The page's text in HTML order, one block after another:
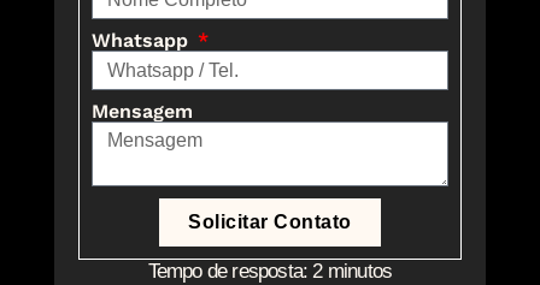
Whatsapp
Mensagem
Solicitar Contato
Tempo de resposta: 2 minutos